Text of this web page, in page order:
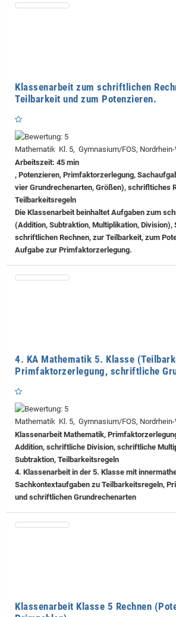
Klassenarbeit zum schriftlichen
Teilbarkeit und zum Potenzieren.
Mathematik Kl. 5, Gymnasium/FOS,
Arbeitszeit: 45 min
, Potenzieren, Primfaktorzerlegung,
vier Grundrechenarten, Größen), schrifltiches
Teilbarkeitsregeln
Die Klassenarbeit beinhaltet Aufgaben zum
(Addition, Subtraktion, Multiplikation, Division),
schriftlichen Rechnen, zur Teilbarkeit, zum
Aufgabe zur Primfaktorzerlegung.
4. KA Mathematik 5. Klasse
Primfaktorzerlegung, schriftliche
Mathematik Kl. 5, Gymnasium/FOS,
Klassenarbeit Mathematik,
Addition, schriftliche Division, schriftliche
Subtraktion, Teilbarkeitsregeln
4. Klassenarbeit in der 5. Klasse mit
Sachkontextaufgaben zu Teilbarkeitsregeln,
und schriftlichen Grundrechenarten
Klassenarbeit Klasse 5 Rechnen